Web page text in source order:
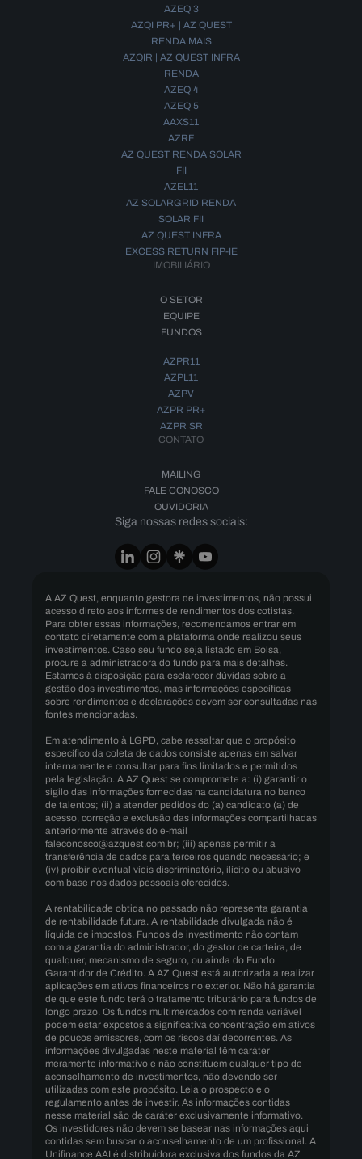
AZEQ 3
AZQI PR+ | AZ QUEST
RENDA MAIS
AZQIR | AZ QUEST INFRA
RENDA
AZEQ 4
AZEQ 5
AAXS11
AZRF
AZ QUEST RENDA SOLAR
FII
AZEL11
AZ SOLARGRID RENDA
SOLAR FII
AZ QUEST INFRA
EXCESS RETURN FIP-IE
IMOBILIÁRIO
O SETOR
EQUIPE
FUNDOS
AZPR11
AZPL11
AZPV
AZPR PR+
AZPR SR
CONTATO
MAILING
FALE CONOSCO
OUVIDORIA
Siga nossas redes sociais:
A AZ Quest, enquanto gestora de investimentos, não possui
acesso direto aos informes de rendimentos dos cotistas.
Para obter essas informações, recomendamos entrar em
contato diretamente com a plataforma onde realizou seus
investimentos. Caso seu fundo seja listado em Bolsa,
procure a administradora do fundo para mais detalhes.
Estamos à disposição para esclarecer dúvidas sobre a
gestão dos investimentos, mas informações específicas
sobre rendimentos e declarações devem ser consultadas nas
fontes mencionadas.
Em atendimento à LGPD, cabe ressaltar que o propósito
específico da coleta de dados consiste apenas em salvar
internamente e consultar para fins limitados e permitidos
pela legislação. A AZ Quest se compromete a: (i) garantir o
sigilo das informações fornecidas na candidatura no banco
de talentos; (ii) a atender pedidos do (a) candidato (a) de
acesso, correção e exclusão das informações compartilhadas
anteriormente através do e-mail
faleconosco@azquest.com.br; (iii) apenas permitir a
transferência de dados para terceiros quando necessário; e
(iv) proibir eventual víeis discriminatório, ilícito ou abusivo
com base nos dados pessoais oferecidos.
A rentabilidade obtida no passado não representa garantia
de rentabilidade futura. A rentabilidade divulgada não é
líquida de impostos. Fundos de investimento não contam
com a garantia do administrador, do gestor de carteira, de
qualquer, mecanismo de seguro, ou ainda do Fundo
Garantidor de Crédito. A AZ Quest está autorizada a realizar
aplicações em ativos financeiros no exterior. Não há garantia
de que este fundo terá o tratamento tributário para fundos de
longo prazo. Os fundos multimercados com renda variável
podem estar expostos a significativa concentração em ativos
de poucos emissores, com os riscos daí decorrentes. As
informações divulgadas neste material têm caráter
meramente informativo e não constituem qualquer tipo de
aconselhamento de investimentos, não devendo ser
utilizadas com este propósito. Leia o prospecto e o
regulamento antes de investir. As informações contidas
nesse material são de caráter exclusivamente informativo.
Os investidores não devem se basear nas informações aqui
contidas sem buscar o aconselhamento de um profissional. A
Unifinance AAI é distribuidora exclusiva dos fundos da AZ